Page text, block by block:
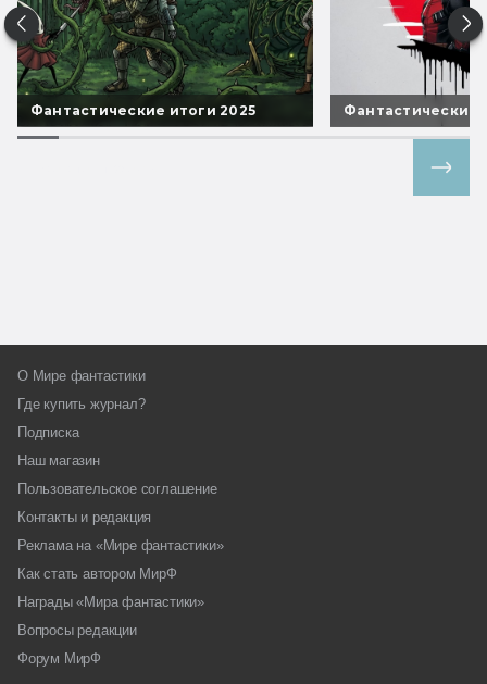
Фантастические итоги 2025 Фантастические
О Мире фантастики
Где купить журнал?
Подписка
Наш магазин
Пользовательское соглашение
Контакты и редакция
Реклама на «Мире фантастики»
Как стать автором МирФ
Награды «Мира фантастики»
Вопросы редакции
Форум МирФ